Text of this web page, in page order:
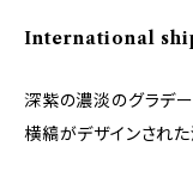
International
深紫の濃淡のグラデー
横縞がデザインされ